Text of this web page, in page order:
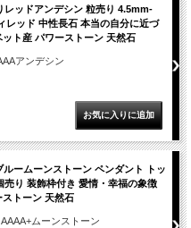
レッドアンデシン 粒売り 4.5mm-
レッド 中性長石 本当の自分に近づ
ット産 パワーストーン 天然石
アンデシン
ームーンストーン ペンダント トッ
売り 装飾枠付き 愛情・幸福の象徴
ストーン 天然石
ムーンストーン